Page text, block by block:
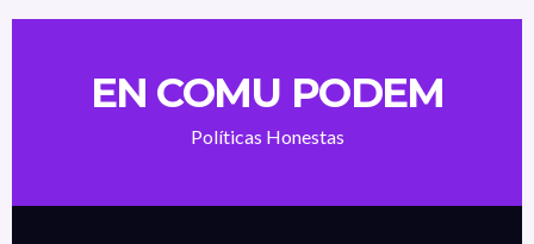
EN COMU PODEM
Políticas Honestas